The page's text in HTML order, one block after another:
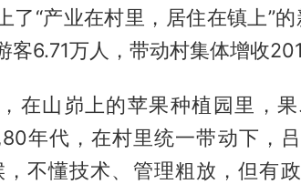
了“产业在村里，居住在镇上”
客6.71万人，带动村集体增收201
在山峁上的苹果种植园里，
年代，在村里统一带动下，
，不懂技术、管理粗放，但有